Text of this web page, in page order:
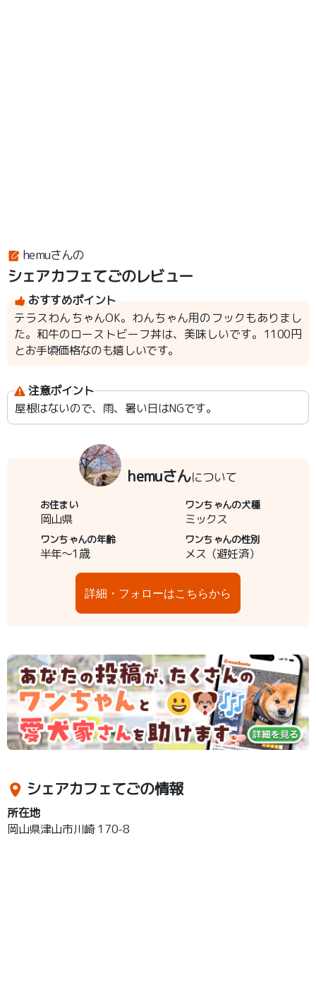
hemuさんの
シェアカフェてごのレビュー
おすすめポイント
テラスわんちゃんOK。わんちゃん用のフックもありまし
た。和牛のローストビーフ丼は、美味しいです。1100円
とお手頃価格なのも嬉しいです。
注意ポイント
屋根はないので、雨、暑い日はNGです。
hemuさんについて
お住まい
岡山県
ワンちゃんの犬種
ミックス
ワンちゃんの年齢
半年～1歳
ワンちゃんの性別
メス（避妊済）
詳細・フォローはこちらから
シェアカフェてごの情報
所在地
岡山県津山市川崎 170-8